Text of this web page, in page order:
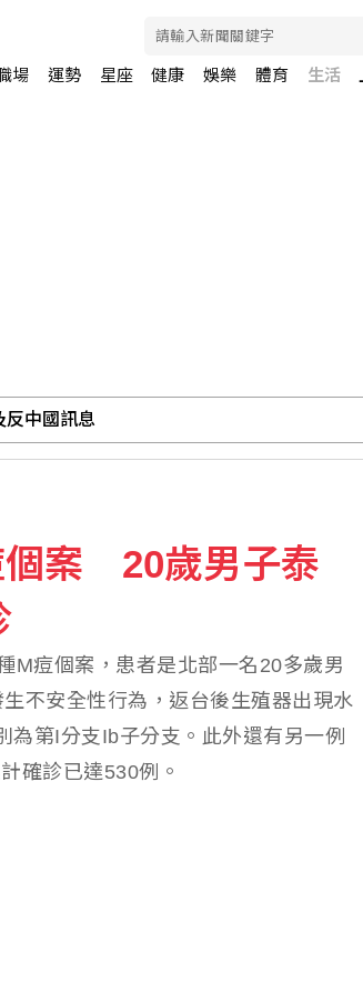
場 運勢 星座 健康 娛樂 體育 生活
中國訊息
體救出受困男子
涉案者為學生
個案 20歲男子泰
M痘個案，患者是北部一名20多歲男
不安全性行為，返台後生殖器出現水
為第I分支Ib子分支。此外還有另一例
確診已達530例。